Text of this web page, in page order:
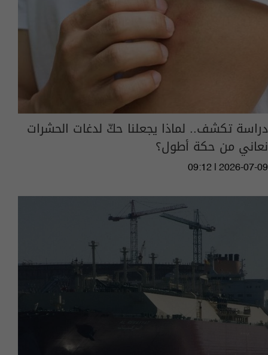
دراسة تكشف.. لماذا يجعلنا حكّ لدغات الحشرات
نعاني من حكة أطول؟
09:12 | 2026-07-09